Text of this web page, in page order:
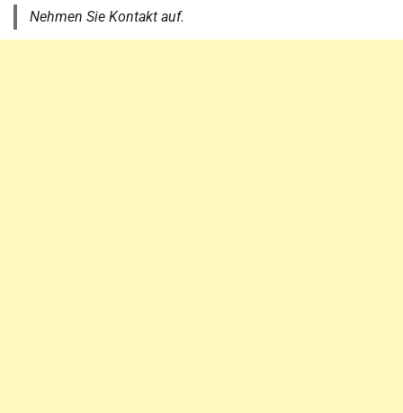
Nehmen Sie Kontakt auf.